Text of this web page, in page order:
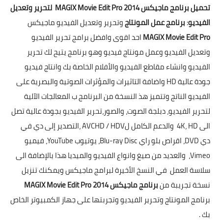
تحميل برنامج ماجيكس MAGIX Movie Edit Pro 2014 لتحرير وتعديل
الفيديو:برنامج عمل المونتاجوتحرير وتعديل الفيديو ماجيكس
MAGIX Movie Edit Proاحد اقوى وافضل برامج تحرير الفيديو
وتعديل الفيديو وعمل مونتاج فيديو وهو برنامج يتيح لك تحرير
الفيديو وانشاء مقاطع الفيديو والأفلام الخاصة بك وانتاج فيديو
جودة عالية HD واضافة التاثيرات والمؤثرات الصوتية والبصرية على
الفيديو الناتج وتتميز هذ النسخة من البرنامج ب المعالجات الآلية
لتحرير الفيديو، دبلجة الصوت، والصور،تحرير الفيديو بجودة عالية تصل
الى 4K، HD والدعم الكامل لAVCHD / HDV ،التصدير إلى دي في
دي DVD، اقراص بلو راي Blu-ray Disc، يوتيوب YouTube، فيميو
Vimeo، والعديد من صيغ وانواع الفيديو والميديا هذا بالإضافة الى
سلاسة العمل في النسخ الأخيرة لبرامج ماجيكس ويمكنك تنزيل
نسخة تجريبة منبرنامج ماجيكسMAGIX Movie Edit Pro 2014
برنامج المونتاج وتحرير الفيديو وتجربتها على جهاز الكمبيوتر الخاص
بك .